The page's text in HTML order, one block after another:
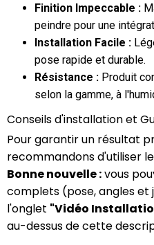
Finition Impeccable :
peindre pour une
Installation Facile :
pose rapide et durable.
Résistance : Produit
selon la gamme, à
Conseils d'installation et
Pour garantir un résultat
recommandons d'utiliser
Bonne nouvelle :vous
complets (pose, angles
l'onglet "Vidéo
au-dessus de cette